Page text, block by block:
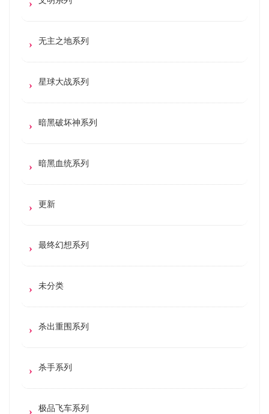
无主之地系列
星球大战系列
暗黑破坏神系列
暗黑血统系列
更新
最终幻想系列
未分类
杀出重围系列
杀手系列
极品飞车系列